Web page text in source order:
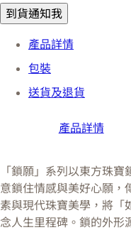
到貨通知我
產品詳情
包裝
送貨及退貨
產品詳情
「鎖願」系列以東方珠
意鎖住情感與美好心願，
素與現代珠寶美學，將「
念人生里程碑。鎖的外形